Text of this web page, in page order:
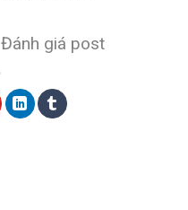
Đánh giá post